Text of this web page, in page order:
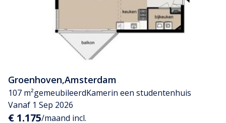
Groenhoven,Amsterdam
107 m²gemeubileerdKamerin een studentenhuis
Vanaf 1 Sep 2026
€ 1.175/maand incl.